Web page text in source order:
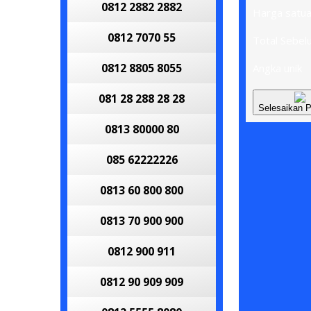
0812 2882 2882
0812 7070 55
0812 8805 8055
081 28 288 28 28
0813 80000 80
085 62222226
0813 60 800 800
0813 70 900 900
0812 900 911
0812 90 909 909
Selesaikan